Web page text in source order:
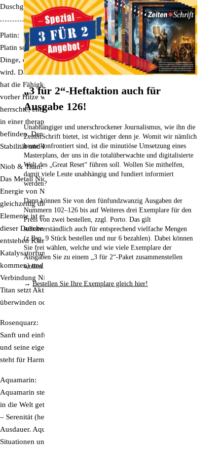
Duschgriff
Platin:
Platin schenkt eine ruhige, neutrale und etwas distanzierte Sicht auf die
Dinge, damit man von negativen Emotionen nicht so stark beeinflusst
wird. Das fördert den Überblick in stressbeladenen Situationen. Platin
hat die Fähigkeit, Energien im Körper und Geist auszugleichen: Wo
vorher Hitze war, entsteht angenehme Kühle, wo Handlungsdruck
herrschte, entsteht Besonnenheit. Es eignet sich für Menschen, die sich
in einer therapeutisch tragenden Rolle oder in einer Führungsposition
befinden. Der „Ton“ von Platin durchdringt und schenkt enorme
Stabilität und Erdung.
Niob & Titan:
Das Metall Niob gehört zu den Seltenen Erden. Die weibliche kraftvolle
Energie von Niob führt Sie zu Ihrem innersten Wesenskern und stärkt
gleichzeitig die „Verbindung zu Mutter Erde“. Laut I Ging System der
Elemente ist es das Element mit der stärksten Yin-Kraft. In der bei
dieser Dusche hergestellten Verbindung mit dem „männlichen“ Titan
entstehen Klarheit und Eindeutigkeit. So erhält Niob eine
Katalysatorfunktion (es können Veränderungsprozesse in Gang
kommen) und man erkennt eigene ungenutzte Potenziale besser. Die
Verbindung Niob/Titan kennt man auch aus der Supraleiter-Technik.
Titan setzt Aktivierungsimpulse und hilft, Versagensängste zu
überwinden oder leichter Entscheidungen zu treffen.
Rosenquarz:
Sanft und einfühlsam hilft der Rosenquarz, sich mühelos zu entfalten
und seine eigenen Bedürfnisse zu erkennen und zu verwirklichen. Er
steht für Harmonie und Herzenswärme.
Aquamarin:
Aquamarin stellt eine innere geistige Ordnung her, die mit Leichtigkeit
in die Welt getragen wird. Er spendet Weitblick, Ruhe und Gelassenheit
– Serenität (heitere Gelassenheit) – aber auch Aufrichtigkeit und
Ausdauer. Aquamarin-Wasser stärkt den Menschen in Überlastungs-
Situationen und lässt uns die Grenzen des menschlichen Körpers
„3 für 2“-Heftaktion auch für
Ausgabe 126!
Unabhängiger und unerschrockener Journalismus, wie ihn die
ZeitenSchrift bietet, ist wichtiger denn je. Womit wir nämlich
heute konfrontiert sind, ist die minutiöse Umsetzung eines
Masterplans, der uns in die totalüberwachte und digitalisierte
Welt des „Great Reset“ führen soll. Wollen Sie mithelfen,
damit viele Leute unabhängig und fundiert informiert
werden?
Dann können Sie von den fünfundzwanzig Ausgaben der
Nummern 102–126 bis auf Weiteres drei Exemplare für den
Preis von zwei bestellen, zzgl. Porto. Das gilt
selbstverständlich auch für entsprechend vielfache Mengen
(z.Bsp. 9 Stück bestellen und nur 6 bezahlen). Dabei können
Sie frei wählen, welche und wie viele Exemplare der
Ausgaben Sie zu einem „3 für 2“-Paket zusammenstellen
wollen.
→Bestellen Sie Ihre Exemplare gleich hier!